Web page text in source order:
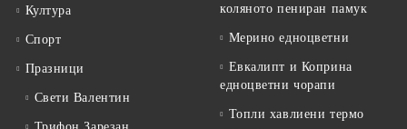
Култура
Спорт
Празници
Свети Валентин
коляното пениран памук
Мерино едноцветни
Евкалипт и Коприна
едноцветни чорапи
Топли хавлиени термо